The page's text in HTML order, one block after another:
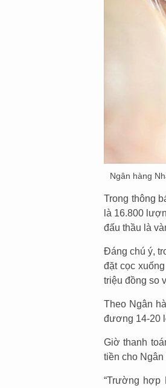
Ngân hàng
Trong thông
là 16.800
đấu thầu là
Đáng chú ý,
đặt cọc
triệu đồng so
Theo Ngân
đương 14-20
Giờ thanh
tiền cho
“Trường